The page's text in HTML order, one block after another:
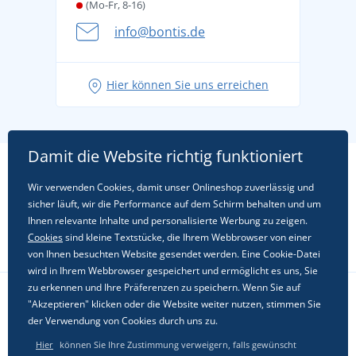
(Mo-Fr, 8-16)
info@bontis.de
Hier können Sie uns erreichen
Folgen Sie uns in sozialen Netzwerken
Damit die Website richtig funktioniert
Wir verwenden Cookies, damit unser Onlineshop zuverlässig und
sicher läuft, wir die Performance auf dem Schirm behalten und um
Ihnen relevante Inhalte und personalisierte Werbung zu zeigen.
Cookiessind kleine Textstücke, die Ihrem Webbrowser von einer
von Ihnen besuchten Website gesendet werden. Eine Cookie-Datei
wird in Ihrem Webbrowser gespeichert und ermöglicht es uns, Sie
zu erkennen und Ihre Präferenzen zu speichern. Wenn Sie auf
"Akzeptieren" klicken oder die Website weiter nutzen, stimmen Sie
der Verwendung von Cookies durch uns zu.
Hier können Sie Ihre Zustimmung verweigern, falls gewünscht